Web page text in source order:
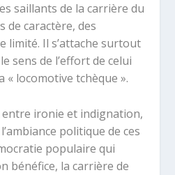
saillants de la carrière du
caractère, des
limité. Il s’attache surtout
sens de l’effort de celui
« locomotive tchèque ».
ironie et indignation,
politique de ces
populaire qui
bénéfice, la carrière de